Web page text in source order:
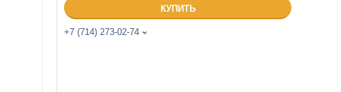
КУПИТЬ
+7 (714) 273-02-74